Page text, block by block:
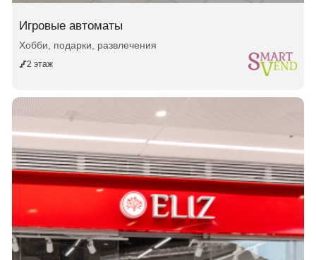
Игровые автоматы
Хобби, подарки, развлечения
2 этаж